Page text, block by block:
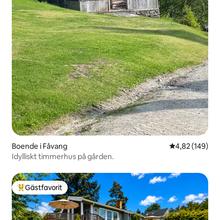
Boende i Fåvang 4,82 av 5 i
4,82 (149)
Idylliskt timmerhus på gården.
Populär gästfavorit
Gästfavorit